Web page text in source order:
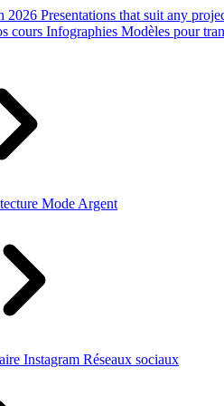
2026 Presentations that suit any
cours Infographies Modèles pour
Mode Argent
Instagram Réseaux sociaux